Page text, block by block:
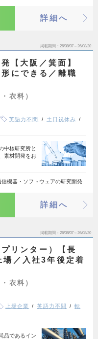
詳細へ
掲載期間 26/08/07～26/08/20
【大阪／箕面】
にできる／離職
衣料）
英語力不問
土日祝休み
中核研究所と
素材開発をお
機器・ソフトウェアの研究開発
詳細へ
掲載期間 26/08/07～26/08/20
リンター）【長
／入社3年後定着
衣料）
上場企業 英語力不問
転
品であるイン